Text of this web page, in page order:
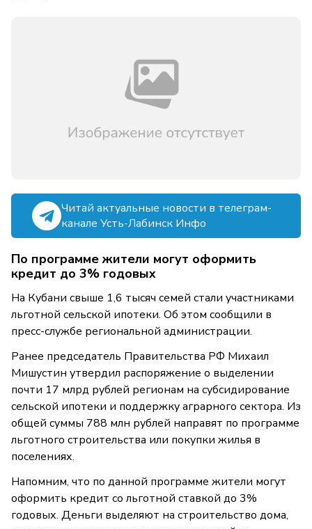
Читай актуальные новости в телеграм-
канале Усть-Лабинск Инфо
По программе жители могут оформить
кредит до 3% годовых
На Кубани свыше 1,6 тысяч семей стали участниками
льготной сельской ипотеки. Об этом сообщили в
пресс-службе региональной администрации.
Ранее председатель Правительства РФ Михаил
Мишустин утвердил распоряжение о выделении
почти 17 млрд рублей регионам на субсидирование
сельской ипотеки и поддержку аграрного сектора. Из
общей суммы 788 млн рублей направят по программе
льготного строительства или покупки жилья в
поселениях.
Напомним, что по данной программе жители могут
оформить кредит со льготной ставкой до 3%
годовых. Деньги выделяют на строительство дома,